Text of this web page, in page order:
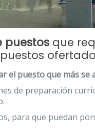
puestos que
el puesto que más se
de preparación
para que puedan